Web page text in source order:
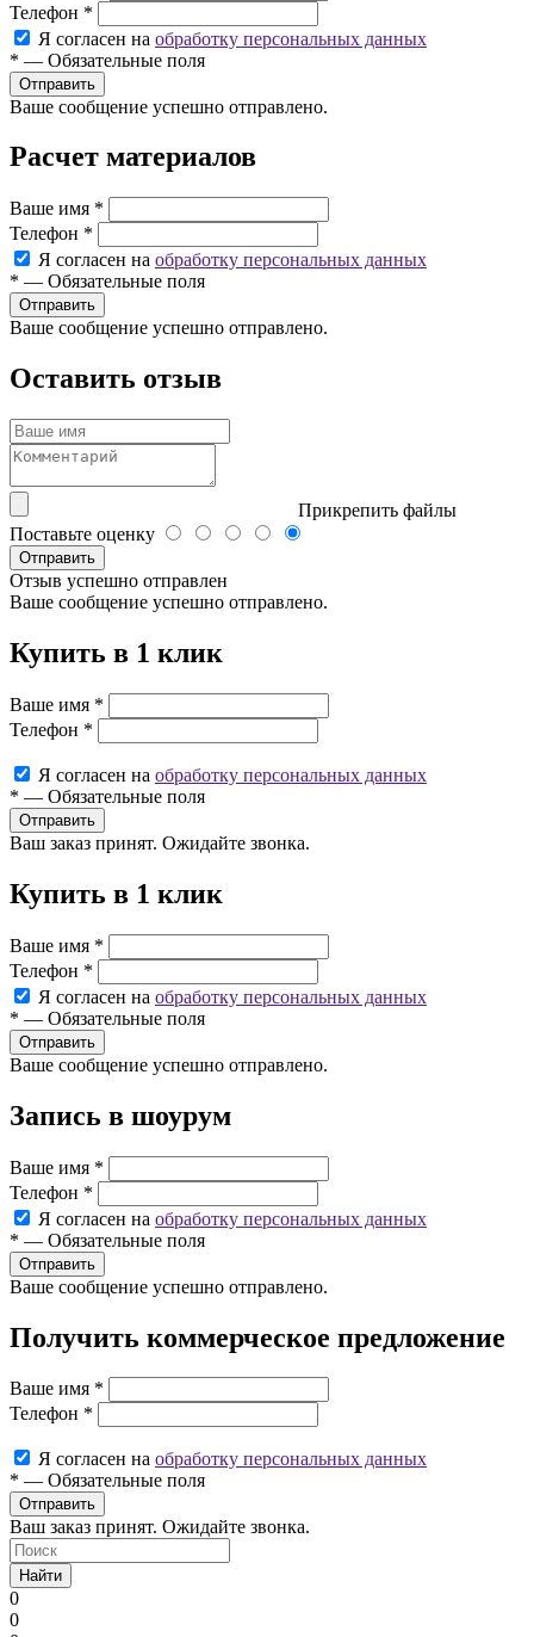
Телефон *
Я согласен на обработку персональных данных
* — Обязательные поля
Ваше сообщение успешно отправлено.
Расчет материалов
Ваше имя *
Телефон *
Я согласен на обработку персональных данных
* — Обязательные поля
Ваше сообщение успешно отправлено.
Оставить отзыв
Прикрепить файлы
Поставьте оценку
Отправить
Отзыв успешно отправлен
Ваше сообщение успешно отправлено.
Купить в 1 клик
Ваше имя *
Телефон *
Я согласен на обработку персональных данных
* — Обязательные поля
Ваш заказ принят. Ожидайте звонка.
Купить в 1 клик
Ваше имя *
Телефон *
Я согласен на обработку персональных данных
* — Обязательные поля
Ваше сообщение успешно отправлено.
Запись в шоурум
Ваше имя *
Телефон *
Я согласен на обработку персональных данных
* — Обязательные поля
Ваше сообщение успешно отправлено.
Получить коммерческое предложение
Ваше имя *
Телефон *
Я согласен на обработку персональных данных
* — Обязательные поля
Ваш заказ принят. Ожидайте звонка.
Найти
0
0